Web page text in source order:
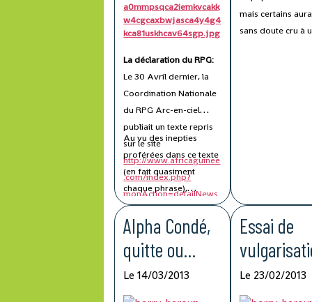
La déclaration du RPG:
Le 30 Avril dernier, la
Coordination Nationale
du RPG Arc-en-ciel
publiait un texte repris
sur le site
http://www.africaguinee
.com/index.php?
monAction=detailNews
&id=18036
2013.
Au vu des inepties
proférées dans ce texte
(en fait quasiment
chaque phrase),
qu'illustre le niveau de
leurs cadres, il m'a
semblé utile d'en
commenter quelques
passages.
mais certains
sans doute cru à
Alpha Condé,
quitte ou
double (partie
2)
Le 14/03/2013
Essai de
du rapport
d'audit OIF
Le 23/02/2013